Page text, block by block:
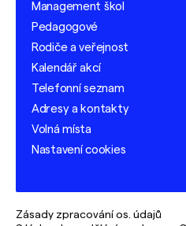
Management škol
Pedagogové
Rodiče a veřejnost
Kalendář akcí
Telefonní seznam
Adresy a kontakty
Volná místa
Nastavení cookies
Zásady zpracování os. údajů